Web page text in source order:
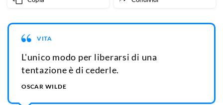
VITA
L'unico modo per liberarsi di una
tentazione è di cederle.
OSCAR WILDE